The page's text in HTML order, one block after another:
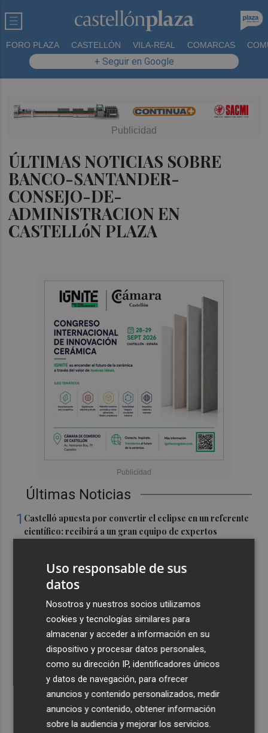
FORO PLAZA CASTELLÓN VILA-REAL COMARCAS
+ Seguir en Google
ÚLTIMAS NOTICIAS SOBRE
BANCO-SANTANDER-
CONSEJO-DE-
ADMINISTRACION EN
CASTELLóN PLAZA
Últimas Noticias
1 Castelló apuesta por convertir el eclipse en un referente
científico: recibirá a un gran equipo de expertos
Moreno, Foyth, Comesaña, Ayoze, Cardona y Logan
Costa
Más problemas en el lateral derecho: Monferrer sufre
una lesión muscular
San Javier da viabilidad al nuevo contrato del transporte
urbano y a un hotel de cuatro estrellas en La Manga con
324 habitaciones
Estos son los estrenos que abren la cartelera en agosto:
de la comedia 'El último mono' a una nueva entrega de
'La Patrulla Canina'
Uso responsable de sus
datos
Nosotros y nuestros socios utilizamos
cookies y tecnologías similares para
almacenar y acceder a información en su
dispositivo y procesar datos personales,
como su dirección IP, identificadores únicos
y datos de navegación, para ofrecer
anuncios y contenido personalizados, medir
anuncios y contenido, obtener información
sobre la audiencia y mejorar los servicios.